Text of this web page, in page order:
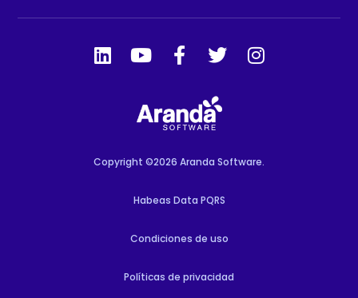
Copyright ©2026 Aranda Software.
Habeas Data PQRS
Condiciones de uso
Políticas de privacidad